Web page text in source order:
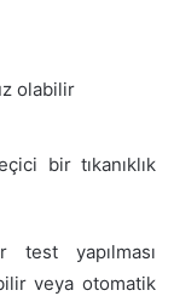
olabilir
bir tıkanıklık
yapılması
veya otomatik